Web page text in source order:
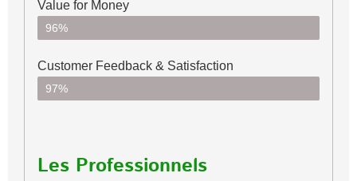
Value for Money
96%
Customer Feedback & Satisfaction​
97%
Les Professionnels